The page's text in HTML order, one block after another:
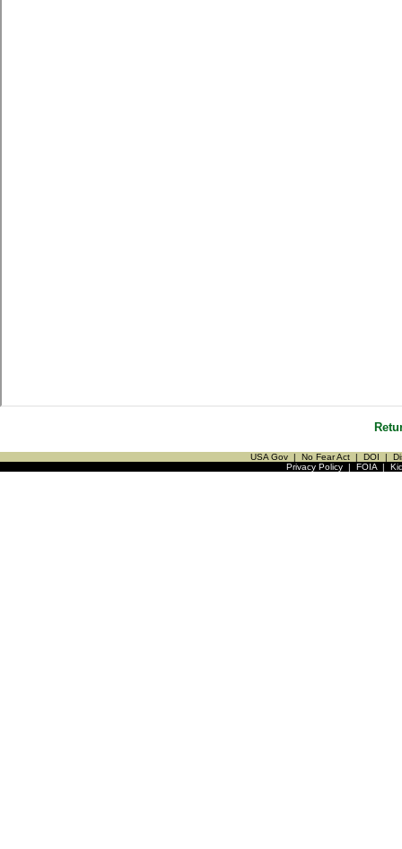
USA Gov | No Fear Act | DOI |
Privacy Policy| FOIA|